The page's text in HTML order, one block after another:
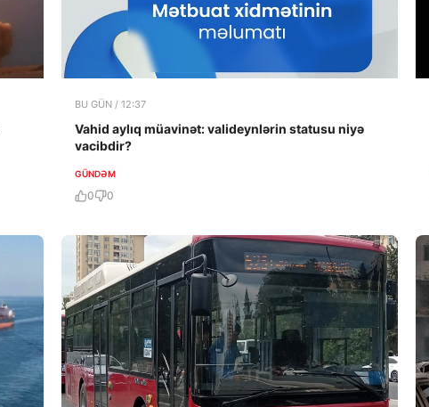
BU GÜN / 12:37
Vahid aylıq müavinət: valideynlərin statusu niyə
vacibdir?
GÜNDƏM
0 0